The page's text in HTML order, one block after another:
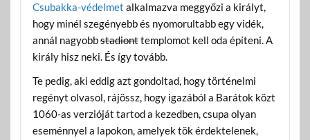
Csubakka-védelmet alkalmazva meggyőzi a királyt,
hogy minél szegényebb és nyomorultabb egy vidék,
annál nagyobbstadionttemplomot kell oda építeni. A
király hisz neki. És így tovább.
Te pedig, aki eddig azt gondoltad, hogy történelmi
regényt olvasol, rájössz, hogy igazából a Barátok közt
1060-as verzióját tartod a kezedben, csupa olyan
eseménnyel a lapokon, amelyek tök érdektelenek,